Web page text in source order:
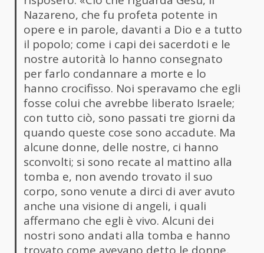
Nazareno, che fu profeta potente in
opere e in parole, davanti a Dio e a tutto
il popolo; come i capi dei sacerdoti e le
nostre autorità lo hanno consegnato
per farlo condannare a morte e lo
hanno crocifisso. Noi speravamo che egli
fosse colui che avrebbe liberato Israele;
con tutto ciò, sono passati tre giorni da
quando queste cose sono accadute. Ma
alcune donne, delle nostre, ci hanno
sconvolti; si sono recate al mattino alla
tomba e, non avendo trovato il suo
corpo, sono venute a dirci di aver avuto
anche una visione di angeli, i quali
affermano che egli è vivo. Alcuni dei
nostri sono andati alla tomba e hanno